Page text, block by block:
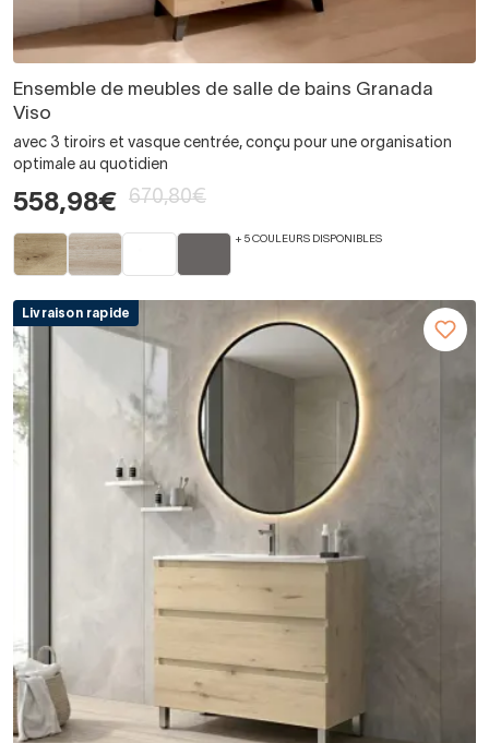
Ensemble de meubles de salle de bains Granada
Viso
avec 3 tiroirs et vasque centrée, conçu pour une organisation
optimale au quotidien
558,98€ 670,80€
+ 5 COULEURS DISPONIBLES
Livraison rapide